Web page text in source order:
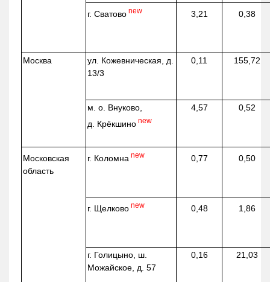
г. Сватово new 3,21 0,38
Москва ул. Кожевническая , д.
13/3
0,11 155,72
м. о. Внуково,
д. Крёкшино new
4,57 0,52
Московская
область
г. Коломна new 0,77 0,50
г. Щелково new 0,48 1,86
г. Голицыно, ш.
Можайское, д. 57
0,16 21,03